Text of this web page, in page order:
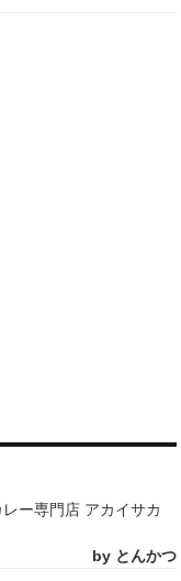
ー専門店 アカイサカ
by とんかつ